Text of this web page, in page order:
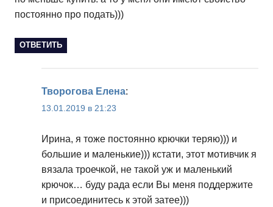
постоянно про подать)))
ОТВЕТИТЬ
Творогова Елена:
13.01.2019 в 21:23
Ирина, я тоже постоянно крючки теряю))) и
большие и маленькие))) кстати, этот мотивчик я
вязала троечкой, не такой уж и маленький
крючок… буду рада если Вы меня поддержите
и присоединитесь к этой затее)))